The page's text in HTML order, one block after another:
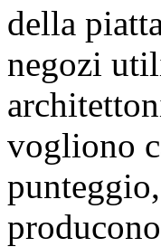
della
negozi
vogliono